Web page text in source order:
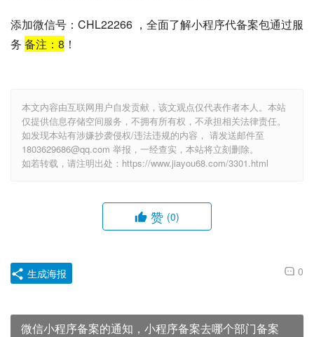
添加微信号：CHL22266 ，全面了解小程序代备案包通过服
务 备注： 8 ！
本文内容由互联网用户自发贡献，该文观点仅代表作者本人。本站
仅提供信息存储空间服务，不拥有所有权，不承担相关法律责任。
如发现本站有涉嫌抄袭侵权/违法违规的内容， 请发送邮件至
1803629686@qq.com 举报，一经查实，本站将立刻删除。
如若转载，请注明出处：https://www.jiayou68.com/3301.html
赞 (0)
0
生成海报
微信小程序备案的通知，小程序备案去哪个部门备案